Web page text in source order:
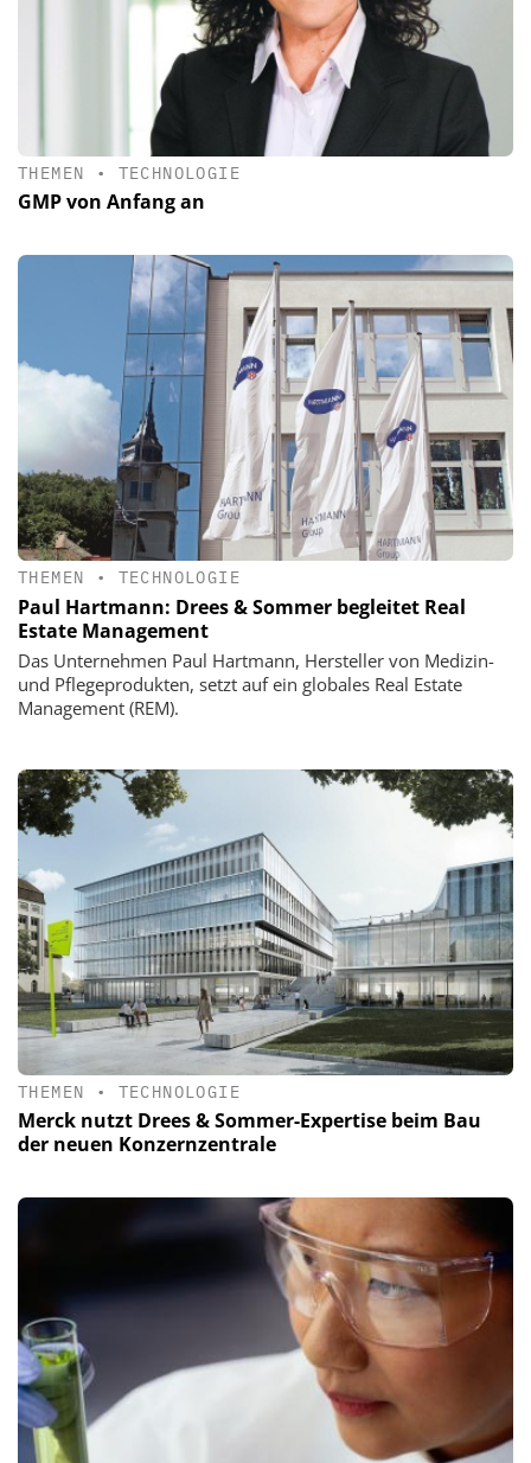
THEMEN • TECHNOLOGIE
GMP von Anfang an
THEMEN • TECHNOLOGIE
Paul Hartmann: Drees & Sommer begleitet Real
Estate Management
Das Unternehmen Paul Hartmann, Hersteller von Medizin-
und Pflegeprodukten, setzt auf ein globales Real Estate
Management (REM).
THEMEN • TECHNOLOGIE
Merck nutzt Drees & Sommer-Expertise beim Bau
der neuen Konzernzentrale